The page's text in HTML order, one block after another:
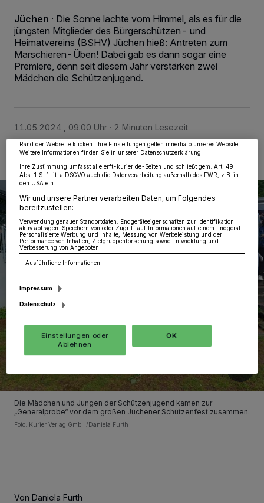
Jüchen · Die Sonne lachte vom Himmel, als es für die
jüngsten Mitglieder des Bürgerschützen- und
Heimatvereins (BSHV) Jüchen hieß: Antreten zum
Marschieren-Üben! Dabei gab es dann sogar eine
Premiere, denn seit diesem Jahr verstärken zwei
Mädchen die Schützenjugend.
11.05.2024 , 09:00 Uhr 2 Minuten Lesezeit
Die Mädchen und Jungen der Schützenjugend kamen zur
„Generalprobe“ vor dem großen Jüchener Schützenfest zusammen.
Foto: Kurier Verlag GmbH/Daniela Furth
Von Daniela Furth
Wir und unsere218-Partner speichern und greifen auf personenbezogene Daten
wieder aufrufen, um Ihre Einstellungen zu ändern oder Ihre Einwilligung zu
Rand der Webseite klicken. Ihre Einstellungen gelten innerhalb unseres Website.
Weitere Informationen finden Sie in unserer Datenschutzerklärung.
Ihre Zustimmung umfasst alle erft-kurier.de-Seiten und schließt gem. Art. 49
Abs. 1 S. 1 lit. a DSGVO auch die Datenverarbeitung außerhalb des EWR, z.B. in
den USA ein.
Wir und unsere Partner verarbeiten Daten, um Folgendes
bereitzustellen:
Verwendung genauer Standortdaten. Endgeräteeigenschaften zur Identifikation
aktiv abfragen. Speichern von oder Zugriff auf Informationen auf einem Endgerät.
Personalisierte Werbung und Inhalte, Messung von Werbeleistung und der
Performance von Inhalten, Zielgruppenforschung sowie Entwicklung und
Verbesserung von Angeboten.
Ausführliche Informationen
Impressum
Datenschutz
Einstellungen oder
Ablehnen
OK